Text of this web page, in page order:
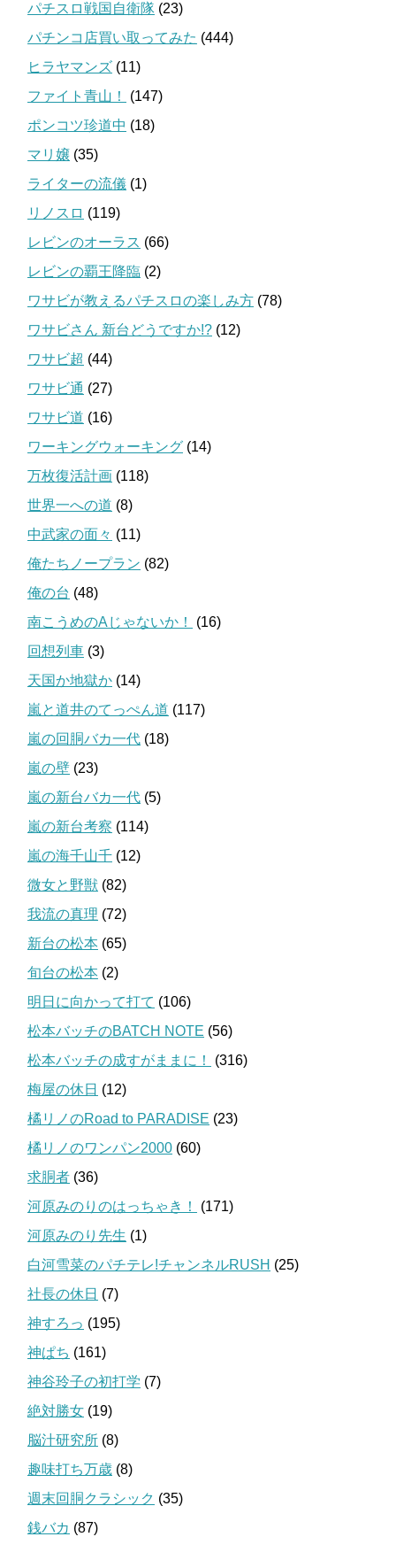
パチスロ戦国自衛隊 (23)
パチンコ店買い取ってみた (444)
ヒラヤマンズ (11)
ファイト青山！
(147)
ポンコツ珍道中 (18)
マリ嬢 (35)
ライターの流儀 (1)
リノスロ (119)
レビンのオーラス (66)
レビンの覇王降臨 (2)
ワサビが教えるパチスロの楽しみ方 (78)
ワサビさん 新台どうですか!? (12)
ワサビ超 (44)
ワサビ通 (27)
ワサビ道 (16)
ワーキングウォーキング (14)
万枚復活計画 (118)
世界一への道 (8)
中武家の面々 (11)
俺たちノープラン (82)
俺の台 (48)
南こうめのAじゃないか！
(16)
回想列車 (3)
天国か地獄か (14)
嵐と道井のてっぺん道 (117)
嵐の回胴バカ一代 (18)
嵐の壁 (23)
嵐の新台バカ一代 (5)
嵐の新台考察 (114)
嵐の海千山千 (12)
微女と野獣 (82)
我流の真理 (72)
新台の松本 (65)
旬台の松本 (2)
明日に向かって打て (106)
松本バッチのBATCH NOTE (56)
松本バッチの成すがままに！
(316)
梅屋の休日 (12)
橘リノのRoad to PARADISE (23)
橘リノのワンパン2000 (60)
求胴者 (36)
河原みのりのはっちゃき！
(171)
河原みのり先生 (1)
白河雪菜のパチテレ!チャンネルRUSH (25)
社長の休日 (7)
神すろっ (195)
神ぱち (161)
神谷玲子の初打学 (7)
絶対勝女 (19)
脳汁研究所 (8)
趣味打ち万歳 (8)
週末回胴クラシック (35)
銭バカ (87)